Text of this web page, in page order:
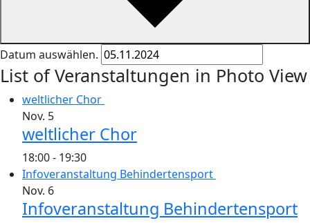
Datum auswählen.
List of Veranstaltungen in Photo View
weltlicher Chor
Nov. 5
weltlicher Chor
18:00- 19:30
Infoveranstaltung Behindertensport
Nov. 6
Infoveranstaltung Behindertensport